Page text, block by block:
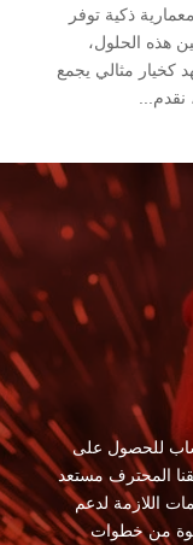
ذكية توفر
هذه الحلول،
المشهد كخيار مثالي يجمع
نقدم...
للحصول على
المحترف مستعد
اللازمة لدعم
من خطوات